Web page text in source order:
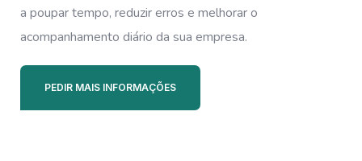
a poupar tempo, reduzir erros e melhorar o
acompanhamento diário da sua empresa.
PEDIR MAIS INFORMAÇÕES